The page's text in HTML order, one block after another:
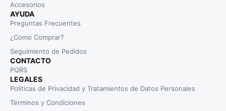
Accesorios
AYUDA
Preguntas Frecuentes
¿Como Comprar?
Seguimiento de Pedidos
CONTACTO
PQRS
LEGALES
Politicas de Privacidad y Tratamientos de Datos Personales
Términos y Condiciones